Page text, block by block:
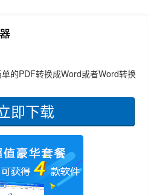
的PDF转换成Word或者Word转换
即下载